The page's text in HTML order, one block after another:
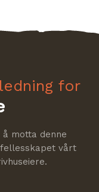
for
motta denne
vårt